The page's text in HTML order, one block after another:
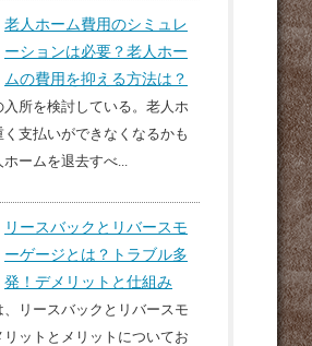
老人ホーム費用のシミュレ
ーションは必要？老人ホー
ムの費用を抑える方法は？
所を検討している。老人ホ
支払いができなくなるかも
ームを退去すべ...
リースバックとリバースモ
ーゲージとは？トラブル多
発！デメリットと仕組み
、リースバックとリバースモ
リットとメリットについてお